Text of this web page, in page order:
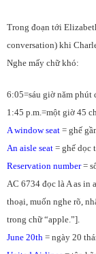
Trong đoạn tới
conversation) khi
Nghe mấy chữ khó:
6:05=sáu giờ năm phút
1:45 p.m.=một giờ 45
A window seat = ghế
An aisle seat = ghế dọc
Reservation number=
AC 6734 đọc là A as in
thoại, muốn nghe rõ,
trong chữ “apple.”].
June 20th = ngày 20